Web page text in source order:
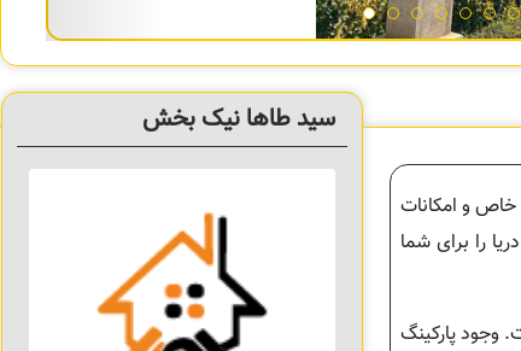
سید طاها نیک بخش
خاص و امکانات
دارد و دسترسی سریع به دریا را برای شما
کرده است. وجود پارکینگ